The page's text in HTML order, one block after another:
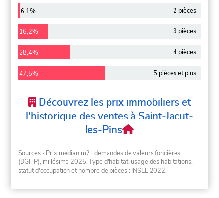
6,1% 2 pièces
16,2% 3 pièces
28,4% 4 pièces
47,5% 5 pièces et plus
Découvrez les prix immobiliers et
l'historique des ventes à Saint-Jacut-
les-Pins
Sources - Prix médian m2 : demandes de valeurs foncières
(DGFiP), millésime 2025. Type d'habitat, usage des habitations,
statut d'occupation et nombre de pièces : INSEE 2022.